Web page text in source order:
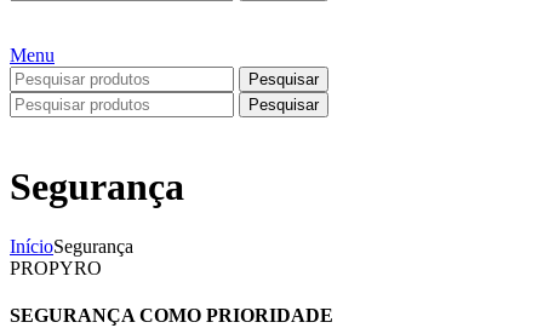
Menu
Pesquisar
Pesquisar
Segurança
InícioSegurança
PROPYRO
SEGURANÇA COMO PRIORIDADE